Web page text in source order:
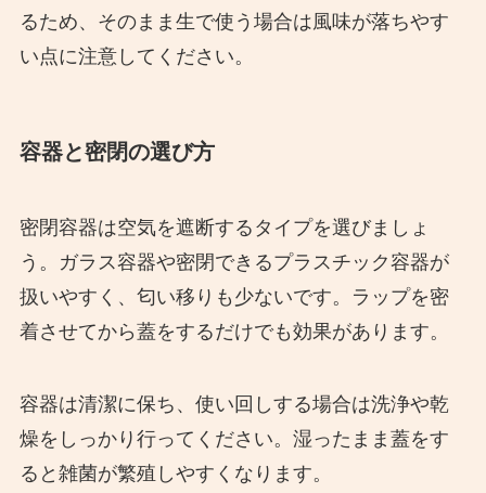
るため、そのまま生で使う場合は風味が落ちやす
い点に注意してください。
容器と密閉の選び方
密閉容器は空気を遮断するタイプを選びましょ
う。ガラス容器や密閉できるプラスチック容器が
扱いやすく、匂い移りも少ないです。ラップを密
着させてから蓋をするだけでも効果があります。
容器は清潔に保ち、使い回しする場合は洗浄や乾
燥をしっかり行ってください。湿ったまま蓋をす
ると雑菌が繁殖しやすくなります。